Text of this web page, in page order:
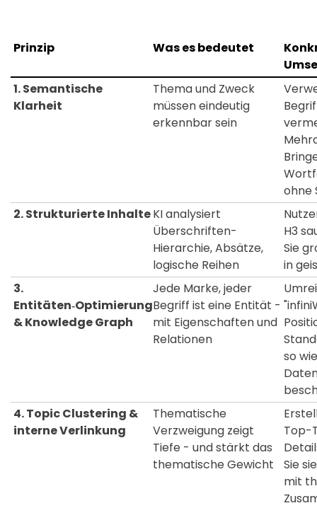
Prinzip Was es bedeutet
1. Semantische
Klarheit
Thema und Zweck
müssen eindeutig
erkennbar sein
ohne
2. Strukturierte InhalteKI analysiert
Überschriften-
Hierarchie, Absätze,
logische Reihen
H3
Sie
in
3.
Entitäten‑Optimierung
& Knowledge Graph
Jede Marke, jeder
Begriff ist eine Entität -
mit Eigenschaften und
Relationen
so
4. Topic Clustering &
interne Verlinkung
Thematische
Verzweigung zeigt
Tiefe - und stärkt das
thematische Gewicht
Top-
Sie
mit